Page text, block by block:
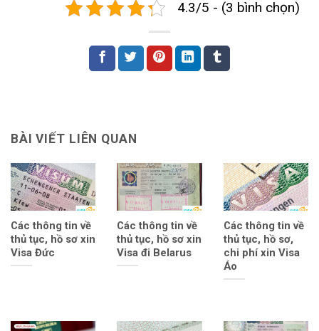
4.3/5 - (3 bình chọn)
BÀI VIẾT LIÊN QUAN
Các thông tin về
thủ tục, hồ sơ xin
Visa Đức
Các thông tin về
thủ tục, hồ sơ xin
Visa đi Belarus
Các thông tin về
thủ tục, hồ sơ,
chi phí xin Visa
Áo